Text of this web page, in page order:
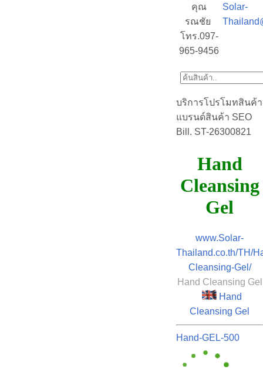
คุณ
รณชัย
โทร.097-
965-9456
Solar-
บริการโปรโมทสินค้า
แบรนด์สินค้า SEO
Bill. ST-26300821
Hand
Cleansing
Gel
www.Solar-
Thailand.co.th/TH/
Cleansing-Gel/
Hand Cleansing Gel
Hand
Cleansing Gel
Hand-GEL-500